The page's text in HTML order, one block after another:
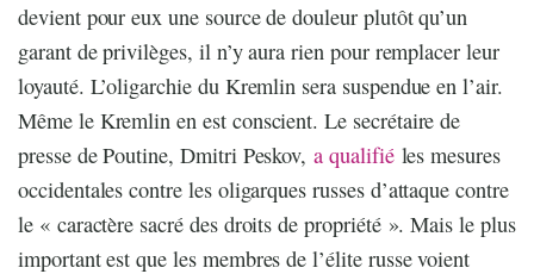
devient pour eux une source de douleur plutôt qu’un
garant de privilèges, il n’y aura rien pour remplacer leur
loyauté. L’oligarchie du Kremlin sera suspendue en l’air.
Même le Kremlin en est conscient. Le secrétaire de
presse de Poutine, Dmitri Peskov,a qualifiéles mesures
occidentales contre les oligarques russes d’attaque contre
le « caractère sacré des droits de propriété ». Mais le plus
important est que les membres de l’élite russe voient